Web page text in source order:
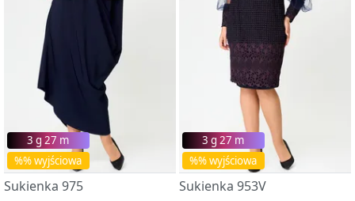
%% wyjściowa
3 g 27 m
Sukienka 975
%% wyjściowa
3 g 27 m
Sukienka 953V